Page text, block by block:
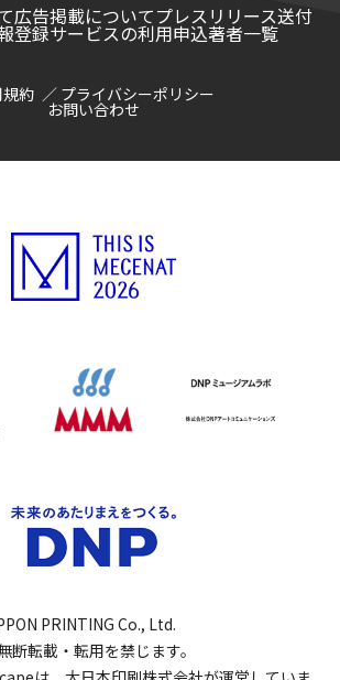
広告掲載についてプレスリリース送付
登録サービスの利用申込著者一覧
約 プライバシーポリシー
お問い合わせ
PRINTING Co., Ltd.
断転載・転用を禁じます。